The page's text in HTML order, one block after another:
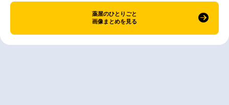
薬屋のひとりごと
画像まとめを見る